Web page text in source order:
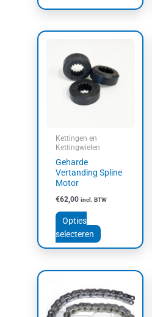
Kettingen en
Kettingwielen
Geharde
Vertanding Spline
Motor
€62,00 incl. BTW
Opties
selecteren
heeft
meerdere
variaties.
op
productpagina